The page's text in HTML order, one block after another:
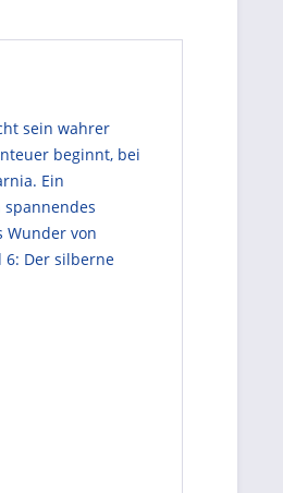
sein wahrer
beginnt, bei
Ein
Wunder von
6: Der silberne